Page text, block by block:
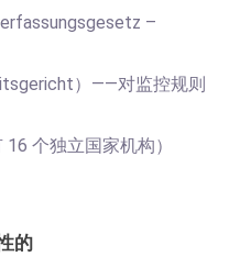
–
）——对监控规则
个独立国家机构）
的